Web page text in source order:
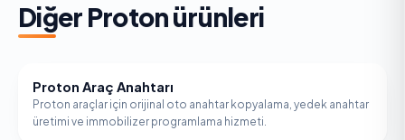
Diğer Protonürünleri
PROTON
Proton Araç Anahtarı
Proton araçlar için orijinal oto anahtar kopyalama, yedek anahtar
üretimi ve immobilizer programlama hizmeti.